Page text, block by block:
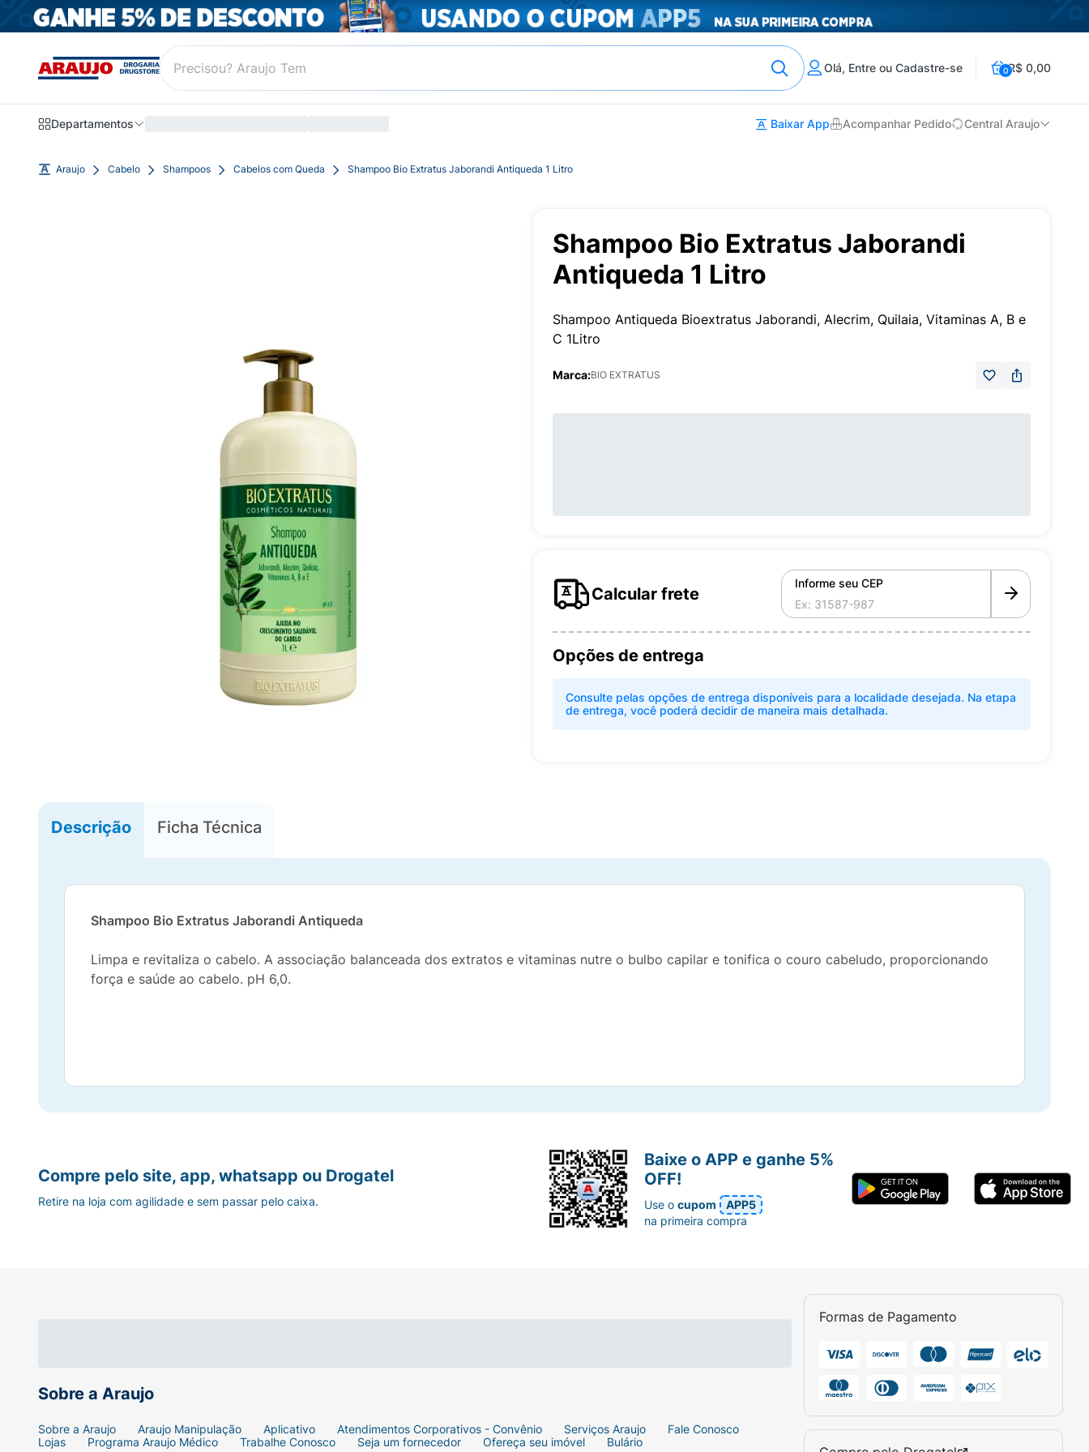
Olá, Entre ou Cadastre-se 0R$ 0,00
Departamentos Baixar App Acompanhar Pedido Central Araujo
Araujo Cabelo Shampoos Cabelos com Queda Shampoo Bio Extratus Jaborandi Antiqueda 1 Litro
Shampoo Bio Extratus Jaborandi
Antiqueda 1 Litro
Shampoo Antiqueda Bioextratus Jaborandi, Alecrim, Quilaia, Vitaminas A, B e
C 1Litro
Marca:BIO EXTRATUS
Calcular frete
Informe seu CEP
Opções de entrega
Consulte pelas opções de entrega disponíveis para a localidade desejada. Na etapa
de entrega, você poderá decidir de maneira mais detalhada.
Descrição Ficha Técnica
Shampoo Bio Extratus Jaborandi Antiqueda
Limpa e revitaliza o cabelo. A associação balanceada dos extratos e vitaminas nutre o bulbo capilar e tonifica o couro cabeludo, proporcionando
força e saúde ao cabelo. pH 6,0.
Sobre a Araujo
Sobre a Araujo Araujo Manipulação Aplicativo Atendimentos Corporativos - Convênio Serviços Araujo
Fale Conosco
Lojas
Programa Araujo Médico Trabalhe Conosco Seja um fornecedor Ofereça seu imóvel Bulário
Formas de Pagamento
Compre pelo site, app, whatsapp ou Drogatel
Retire na loja com agilidade e sem passar pelo caixa.
Baixe o APP e ganhe 5%
OFF!
Use ocupom
APP5
na primeira compra